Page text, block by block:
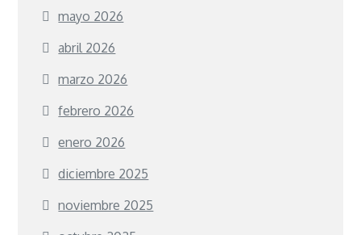
mayo 2026
abril 2026
marzo 2026
febrero 2026
enero 2026
diciembre 2025
noviembre 2025